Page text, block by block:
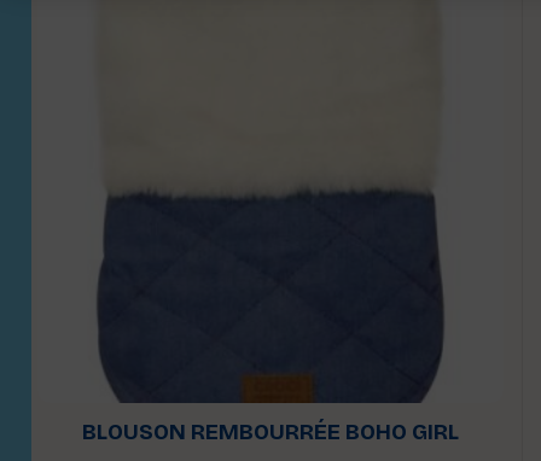
BLOUSON REMBOURRÉE BOHO GIRL